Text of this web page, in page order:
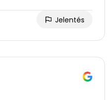
Jelentés